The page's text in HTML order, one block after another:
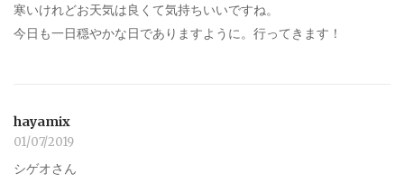
寒いけれどお天気は良くて気持ちいいですね。
今日も一日穏やかな日でありますように。行ってきます！
hayamix
01/07/2019
シゲオさん